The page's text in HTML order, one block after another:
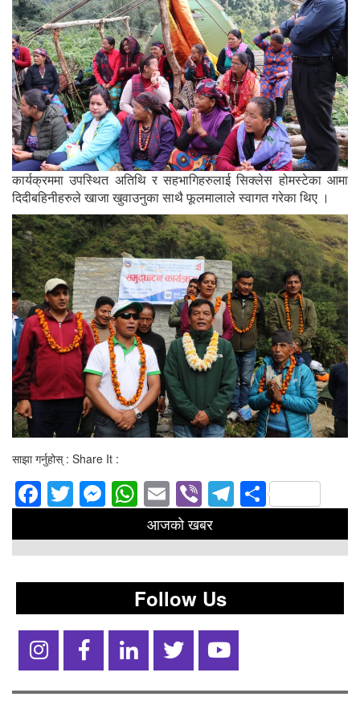
कार्यक्रममा उपस्थित अतिथि र सहभागिहरुलाई सिक्लेस होमस्टेका आमा
दिदीबहिनीहरुले खाजा खुवाउनुका साथै फूलमालाले स्वागत गरेका थिए ।
साझा गर्नुहोस् : Share It :
Facebook
Twitter
Messenger
WhatsApp
EmailViberTelegram
Share
आजको खबर
Follow Us